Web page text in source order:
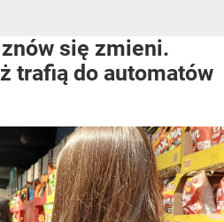
się zmieni.
trafią do automatów